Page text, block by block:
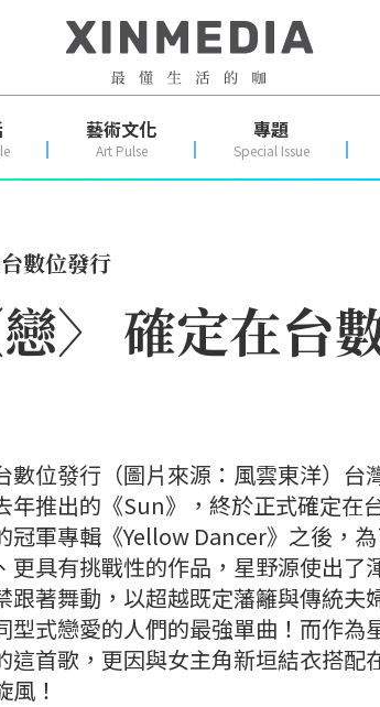
藝術文化
Art Pulse
專題
Special Issue
數位發行
〉 確定在台
位發行（圖片來源：風雲東洋）台
推出的《Sun》，終於正式確定在
軍專輯《Yellow Dancer》之後，
具有挑戰性的作品，星野源使出了
著舞動，以超越既定藩籬與傳統夫
式戀愛的人們的最強單曲！而作為
首歌，更因與女主角新垣結衣搭配
風！